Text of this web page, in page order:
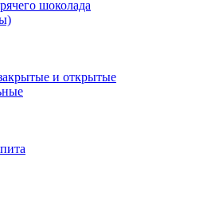
шоколада
и открытые